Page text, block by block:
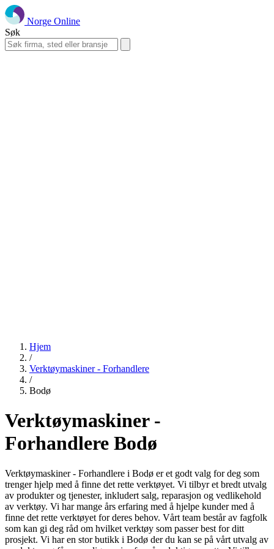
Norge Online
Søk
Hjem
/
Verktøymaskiner - Forhandlere
/
Bodø
Verktøymaskiner -
Forhandlere Bodø
Verktøymaskiner - Forhandlere i Bodø er et godt valg for deg som
trenger hjelp med å finne det rette verktøyet. Vi tilbyr et bredt utvalg
av produkter og tjenester, inkludert salg, reparasjon og vedlikehold
av verktøy. Vi har mange års erfaring med å hjelpe kunder med å
finne det rette verktøyet for deres behov. Vårt team består av fagfolk
som kan gi deg råd om hvilket verktøy som passer best for ditt
prosjekt. Vi har en stor butikk i Bodø der du kan se på vårt utvalg av